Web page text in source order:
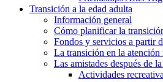
Transición a la edad adulta
Información general
Cómo planificar la
Fondos y servicios a partir
La transición en la atención
Las amistades después de
Actividades